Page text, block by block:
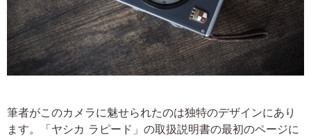
筆者がこのカメラに魅せられたのは独特のデザインにあり
ます。「ヤシカ ラピード」の取扱説明書の最初のページに